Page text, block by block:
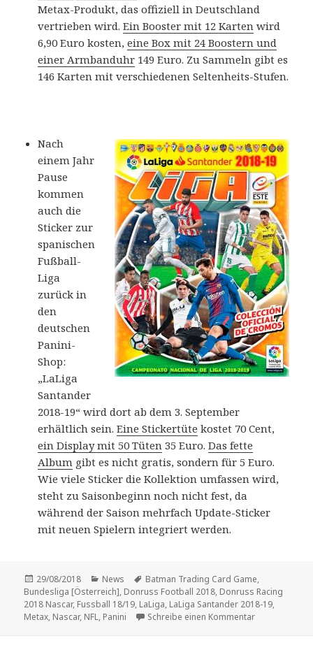
Metax-Produkt, das offiziell in Deutschland
vertrieben wird.Ein Booster mit 12 Karten wird
6,90 Euro kosten,eine Box mit 24 Boostern und
einer Armbanduhr 149 Euro. Zu Sammeln gibt es
146 Karten mit verschiedenen Seltenheits-Stufen.
Nach
einem Jahr
Pause
kommen
auch die
Sticker zur
spanischen
Fußball-
Liga
zurück in
den
deutschen
Panini-
Shop:
„LaLiga
Santander
2018-19“ wird dort ab dem 3. September
erhältlich sein.Eine Stickertüte kostet 70 Cent,
ein Display mit 50 Tüten 35 Euro.Das fette
Album gibt es nicht gratis, sondern für 5 Euro.
Wie viele Sticker die Kollektion umfassen wird,
steht zu Saisonbeginn noch nicht fest, da
während der Saison mehrfach Update-Sticker
mit neuen Spielern integriert werden.
Veröffentlicht
am
29/08/2018 Kategorien
News Schlagwörter
Batman Trading Card Game,
Bundesliga [Österreich], Donruss Football 2018, Donruss Racing
2018 Nascar, Fussball 18/19, LaLiga, LaLiga Santander 2018-19,
Metax, Nascar, NFL, Panini Schreibe einen Kommentarzu LaLiga,